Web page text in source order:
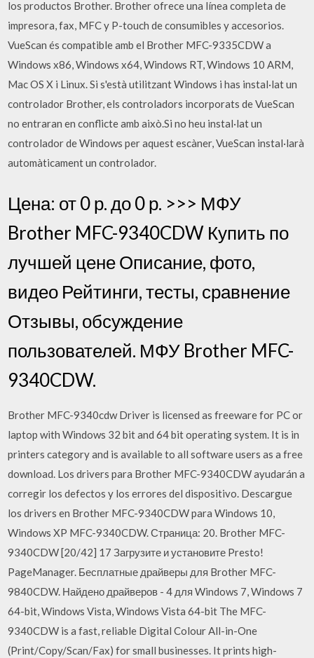
los productos Brother. Brother ofrece una línea completa de
impresora, fax, MFC y P-touch de consumibles y accesorios.
VueScan és compatible amb el Brother MFC-9335CDW a
Windows x86, Windows x64, Windows RT, Windows 10 ARM,
Mac OS X i Linux. Si s'està utilitzant Windows i has instal·lat un
controlador Brother, els controladors incorporats de VueScan
no entraran en conflicte amb això.Si no heu instal·lat un
controlador de Windows per aquest escàner, VueScan instal·larà
automàticament un controlador.
Цена: от 0 р. до 0 р. >>> МФУ
Brother MFC-9340CDW Купить по
лучшей цене Описание, фото,
видео Рейтинги, тесты, сравнение
Отзывы, обсуждение
пользователей. МФУ Brother MFC-
9340CDW.
Brother MFC-9340cdw Driver is licensed as freeware for PC or
laptop with Windows 32 bit and 64 bit operating system. It is in
printers category and is available to all software users as a free
download. Los drivers para Brother MFC-9340CDW ayudarán a
corregir los defectos y los errores del dispositivo. Descargue
los drivers en Brother MFC-9340CDW para Windows 10,
Windows XP MFC-9340CDW. Страница: 20. Brother MFC-
9340CDW [20/42] 17 Загрузите и установите Presto!
PageManager. Бесплатные драйверы для Brother MFC-
9840CDW. Найдено драйверов - 4 для Windows 7, Windows 7
64-bit, Windows Vista, Windows Vista 64-bit The MFC-
9340CDW is a fast, reliable Digital Colour All-in-One
(Print/Copy/Scan/Fax) for small businesses. It prints high-